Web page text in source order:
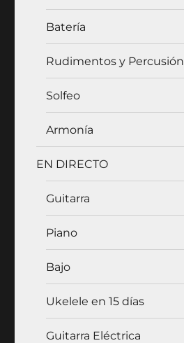
Batería
Rudimentos y Percusión
Solfeo
Armonía
EN DIRECTO
Guitarra
Piano
Bajo
Ukelele en 15 días
Guitarra Eléctrica